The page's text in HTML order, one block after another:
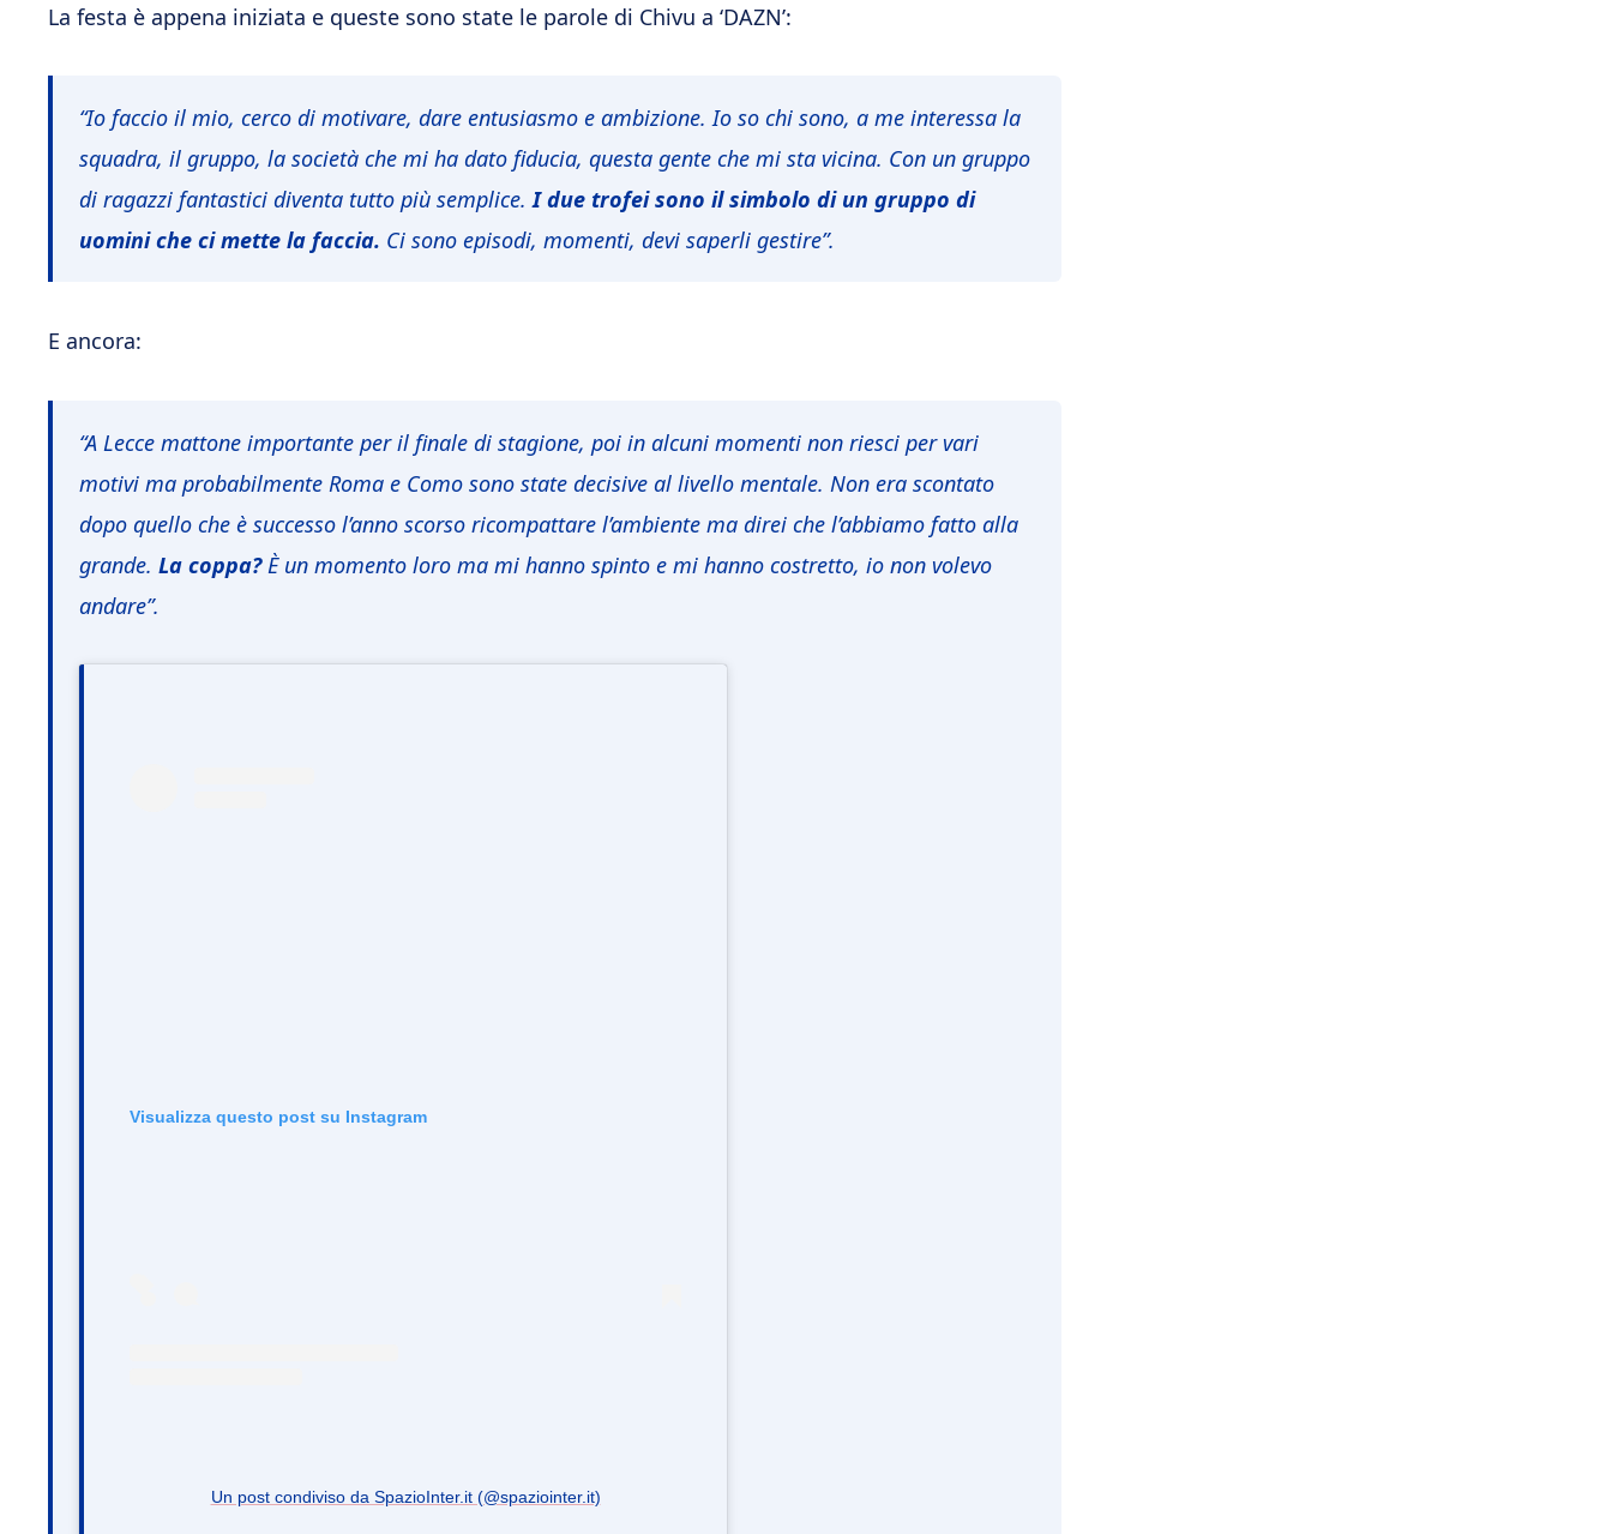
La festa è appena iniziata e queste sono state le parole di Chivu a ‘DAZN’:
“Io faccio il mio, cerco di motivare, dare entusiasmo e ambizione. Io so chi sono, a me interessa la
squadra, il gruppo, la società che mi ha dato fiducia, questa gente che mi sta vicina. Con un gruppo
di ragazzi fantastici diventa tutto più semplice.I due trofei sono il simbolo di un gruppo di
uomini che ci mette la faccia. Ci sono episodi, momenti, devi saperli gestire”.
E ancora:
“A Lecce mattone importante per il finale di stagione, poi in alcuni momenti non riesci per vari
motivi ma probabilmente Roma e Como sono state decisive al livello mentale. Non era scontato
dopo quello che è successo l’anno scorso ricompattare l’ambiente ma direi che l’abbiamo fatto alla
grande. La coppa?È un momento loro ma mi hanno spinto e mi hanno costretto, io non volevo
andare”.
Visualizza questo post su Instagram
Un post condiviso da SpazioInter.it (@spaziointer.it)